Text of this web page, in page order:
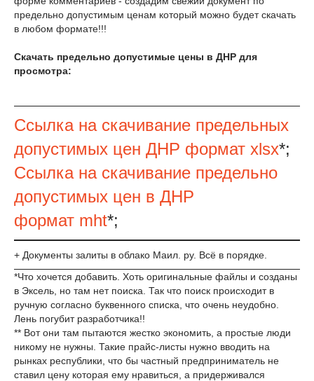
предельно допустимым ценам который можно будет скачать
в любом формате!!!
Скачать предельно допустимые цены в ДНР для
просмотра:
Ссылка на скачивание предельных
допустимых цен ДНР формат xlsx*;
Ссылка на скачивание предельно
допустимых цен в ДНР
формат mht*;
+ Документы залиты в облако Маил. ру. Всё в порядке.
*Что хочется добавить. Хоть оригинальные файлы и созданы
в Эксель, но там нет поиска. Так что поиск происходит в
ручную согласно буквенного списка, что очень неудобно.
Лень погубит разработчика!!
** Вот они там пытаются жестко экономить, а простые люди
никому не нужны. Такие прайс-листы нужно вводить на
рынках республики, что бы частный предприниматель не
ставил цену которая ему нравиться, а придерживался